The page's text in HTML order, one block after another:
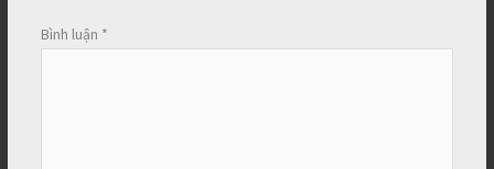
Bình luận *